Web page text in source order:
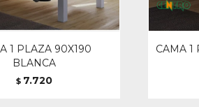
1 PLAZA 90X190
BLANCA
$ 7.720
CAMA 1